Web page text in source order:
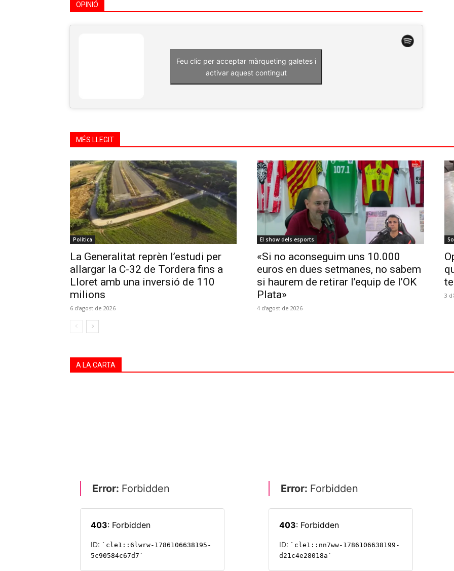
OPINIÓ
Feu clic per acceptar màrqueting galetes i
activar aquest contingut
MÉS LLEGIT
Política
La Generalitat reprèn l’estudi per
allargar la C-32 de Tordera fins a
Lloret amb una inversió de 110
milions
6 d'agost de 2026
El show dels esports
«Si no aconseguim uns 10.000
euros en dues setmanes, no sabem
si haurem de retirar l’equip de l’OK
Plata»
4 d'agost de 2026
3
A LA CARTA